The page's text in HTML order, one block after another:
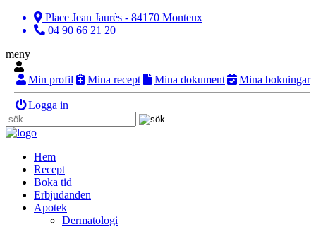
Place Jean Jaurès - 84170 Monteux
04 90 66 21 20
meny
Min profil Mina recept Mina dokument Mina bokningar
Logga in
Hem
Recept
Boka tid
Erbjudanden
Apotek
Dermatologi